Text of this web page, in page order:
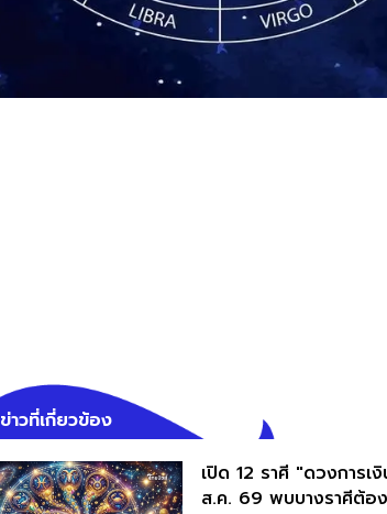
ข่าวที่เกี่ยวข้อง
เปิด 12 ราศี "ดวงการเ
ส.ค. 69 พบบางราศีต้อ